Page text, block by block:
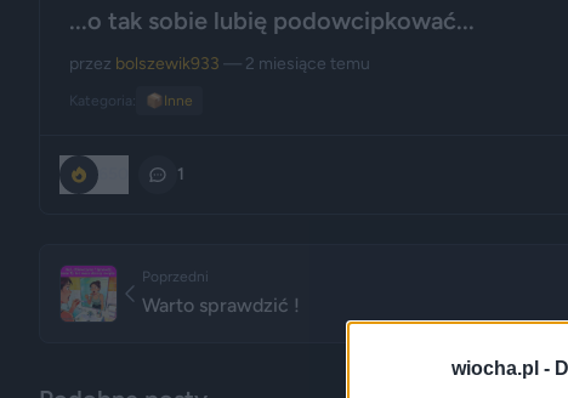
wiocha.pl -
...o tak sobie lubię podowcipkować...
przez bolszewik933 — 2 miesiące temu
Kategoria: 📦 Inne
1
Poprzedni
Warto sprawdzić !